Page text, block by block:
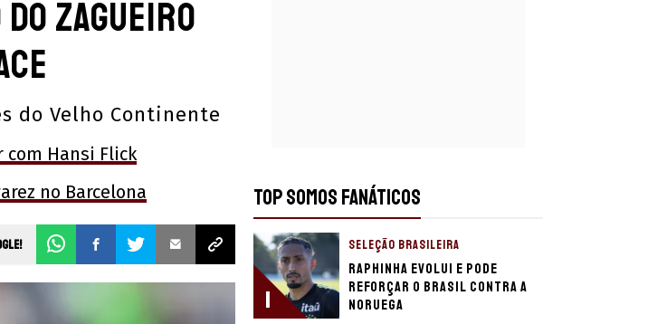
zagueiro
do Velho Continente
com Hansi Flick
no Barcelona
TOP SOMOS FANÁTICOS
1
SELEÇÃO BRASILEIRA
Raphinha evolui e pode
reforçar o Brasil contra a
Noruega